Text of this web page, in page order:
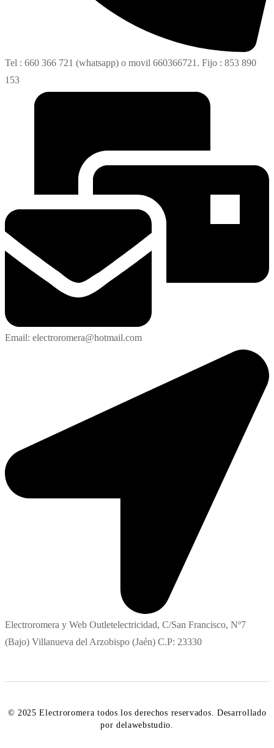
Tel : 660 366 721 (whatsapp) o movil 660366721. Fijo : 853 890
153
Email: electroromera@hotmail.com
Electroromera y Web Outletelectricidad, C/San Francisco, Nº7
(Bajo) Villanueva del Arzobispo (Jaén) C.P: 23330
© 2025 Electroromera todos los derechos reservados. Desarrollado
por delawebstudio.